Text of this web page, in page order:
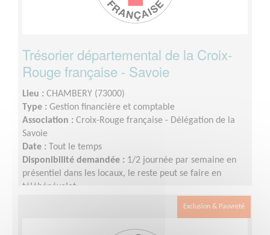
Trésorier départemental de la Croix-
Rouge française - Savoie
Lieu : CHAMBERY (73000)
Type : Gestion financière et comptable
Association : Croix-Rouge française - Délégation de la
Savoie
Date : Tout le temps
Disponibilité demandée : 1/2 journée par semaine en
présentiel dans les locaux, le reste peut se faire en
télébénévolat.
Exclusion & Pauvreté